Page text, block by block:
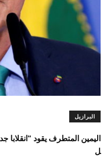
البرازيل
اليمين المتطرف يقود “انقلابا
ل